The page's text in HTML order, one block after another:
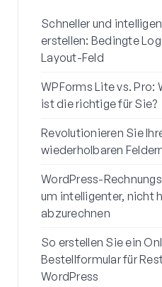
Schneller und
erstellen: Bedingte
Layout-Feld
WPForms Lite vs. Pro:
ist die richtige für Sie?
Revolutionieren Sie
wiederholbaren
WordPress-
um intelligenter, nicht
abzurechnen
So erstellen Sie ein
Bestellformular für
WordPress